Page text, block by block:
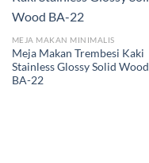
MEJA MAKAN MINIMALIS
Meja Makan Trembesi Kaki
Stainless Glossy Solid Wood
BA-22